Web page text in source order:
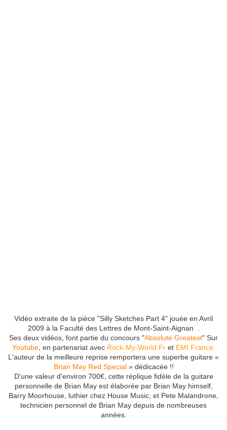
Vidéo extraite de la pièce "Silly Sketches Part 4" jouée en Avril
2009 à la Faculté des Lettres de Mont-Saint-Aignan
Ses deux vidéos, font partie du concours "Absolute Greatest" Sur
Youtube, en partenariat avec Rock-My-World.Fret EMI France.
L'auteur de la meilleure reprise remportera une superbe guitare «
Brian May Red Special» dédicacée !!
D'une valeur d'environ 700€, cette réplique fidèle de la guitare
personnelle de Brian May est élaborée par Brian May himself,
Barry Moorhouse, luthier chez House Music, et Pete Malandrone,
technicien personnel de Brian May depuis de nombreuses
années.